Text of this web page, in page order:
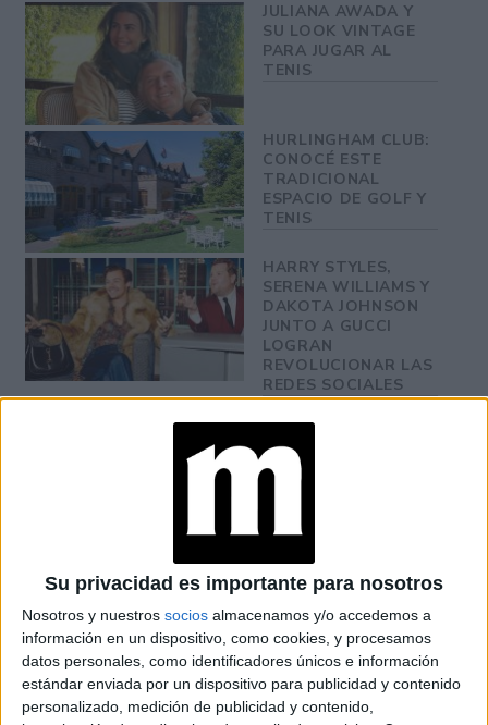
Su privacidad es importante para nosotros
Nosotros y nuestros socios almacenamos y/o accedemos a
información en un dispositivo, como cookies, y procesamos
datos personales, como identificadores únicos e información
estándar enviada por un dispositivo para publicidad y contenido
personalizado, medición de publicidad y contenido,
JULIANA AWADA Y
SU LOOK VINTAGE
PARA JUGAR AL
TENIS
HURLINGHAM CLUB:
CONOCÉ ESTE
TRADICIONAL
ESPACIO DE GOLF Y
TENIS
HARRY STYLES,
SERENA WILLIAMS Y
DAKOTA JOHNSON
JUNTO A GUCCI
LOGRAN
REVOLUCIONAR LAS
REDES SOCIALES
Todos los diseños de V Starr Design tienen sello propio.
hasta clásicas y vintage.